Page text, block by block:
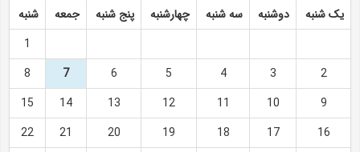
یک شنبه دوشنبه سه شنبه چهارشنبه پنج شنبه جمعه
شنبه
1
2
3
4
5
6
7
8
9
10
11
12
13
14
15
16
17
18
19
20
21
22